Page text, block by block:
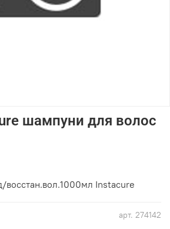
арт. 274142
шампуни для волос
Instacure